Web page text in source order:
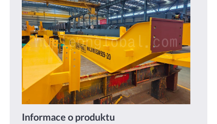
Informace o produktu